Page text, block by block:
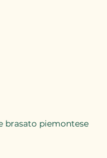
brasato piemontese